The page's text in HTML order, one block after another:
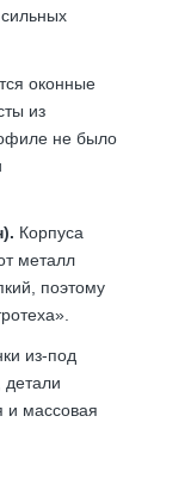
оконные
из
не было
Корпуса
металл
поэтому
из-под
и массовая